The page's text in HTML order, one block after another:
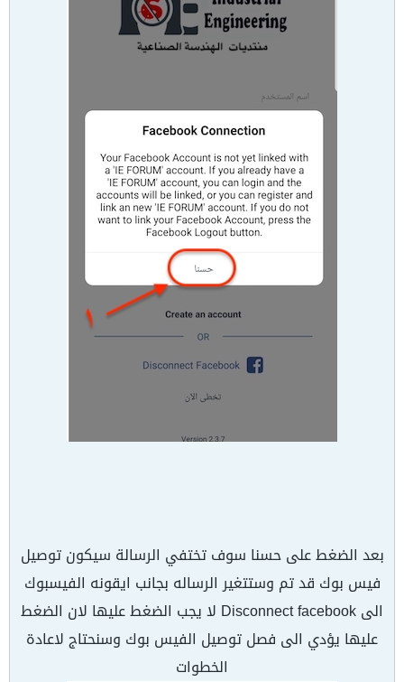
بعد الضغط على حسنا سوف تختفي الرسالة سيكون توصيل
فيس بوك قد تم وستتغير الرساله بجانب ايقونه الفيسبوك
الى Disconnect facebook لا يجب الضغط عليها لان الضغط
عليها يؤدي الى فصل توصيل الفيس بوك وسنحتاج لاعادة
الخطوات